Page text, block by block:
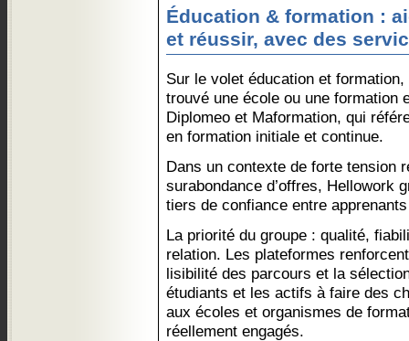
Éducation & formation :
et réussir, avec des
Sur le volet éducation et
trouvé une école ou une formation
Diplomeo et Maformation, qui
en formation initiale et continue.
Dans un contexte de forte tension
surabondance d’offres, Hellowork
tiers de confiance entre
La priorité du groupe : qualité,
relation. Les plateformes
lisibilité des parcours et la
étudiants et les actifs à faire des
aux écoles et organismes de
réellement engagés.